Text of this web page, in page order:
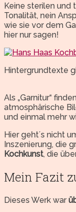
Keine sterilen und
Tonalität, nein
wie sie vor dem
hier nur sagen!
Hintergrundtexte
Als „Garnitur“
atmosphärische
und einmal mehr
Hier geht´s nicht
Inszenierung, die
Kochkunst, die
Mein Fazit
Dieses Werk war